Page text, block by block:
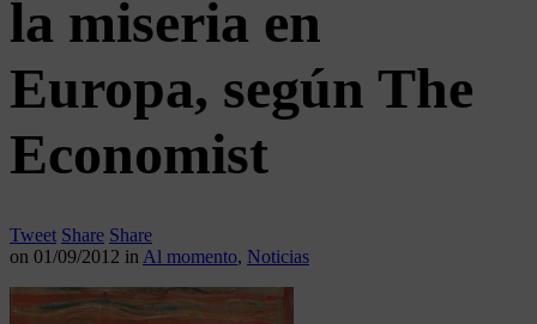
la miseria en
Europa, según The
Economist
Tweet Share Share
on 01/09/2012 in Al momento, Noticias